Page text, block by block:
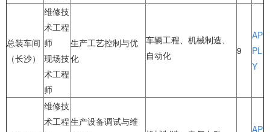
总装车间
（长沙）
维修技
术工程
师
现场技
术工程
师
生产工艺控制与优
化
车辆工程、机械制造、
自动化
9
AP
PL
Y
维修技
术工程生产设备调试与维
AP